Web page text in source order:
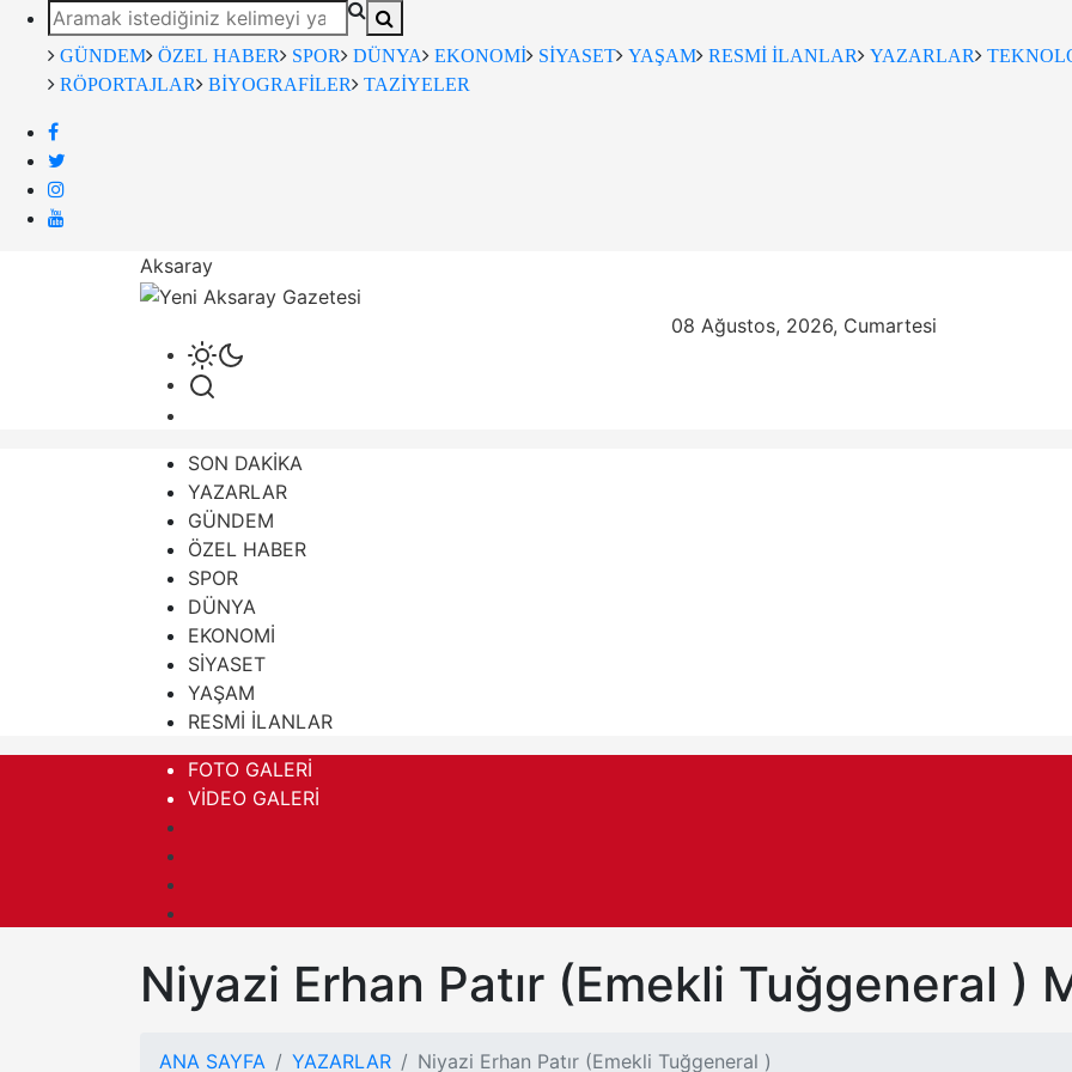
GÜNDEM ÖZEL HABER SPOR DÜNYA EKONOMİ SİYASET YAŞAM RESMİ İLANLAR YAZARLAR
RÖPORTAJLAR
BİYOGRAFİLER TAZİYELER
Aksaray
08 Ağustos, 2026, Cumartesi
SON DAKİKA
YAZARLAR
GÜNDEM
ÖZEL HABER
SPOR
DÜNYA
EKONOMİ
SİYASET
YAŞAM
RESMİ İLANLAR
FOTO GALERİ
VİDEO GALERİ
Niyazi Erhan Patır (Emekli Tuğgeneral )
ANA SAYFA YAZARLAR Niyazi Erhan Patır (Emekli Tuğgeneral )